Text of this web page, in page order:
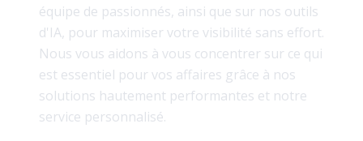
équipe de passionnés, ainsi que sur nos outils
d'IA, pour maximiser votre visibilité sans effort.
Nous vous aidons à vous concentrer sur ce qui
est essentiel pour vos affaires grâce à nos
solutions hautement performantes et notre
service personnalisé.